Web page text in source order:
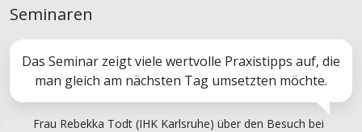
Seminaren
Das Seminar zeigt viele wertvolle Praxistipps auf, die
man gleich am nächsten Tag umsetzten möchte.
Frau Rebekka Todt (IHK Karlsruhe) über den Besuch bei